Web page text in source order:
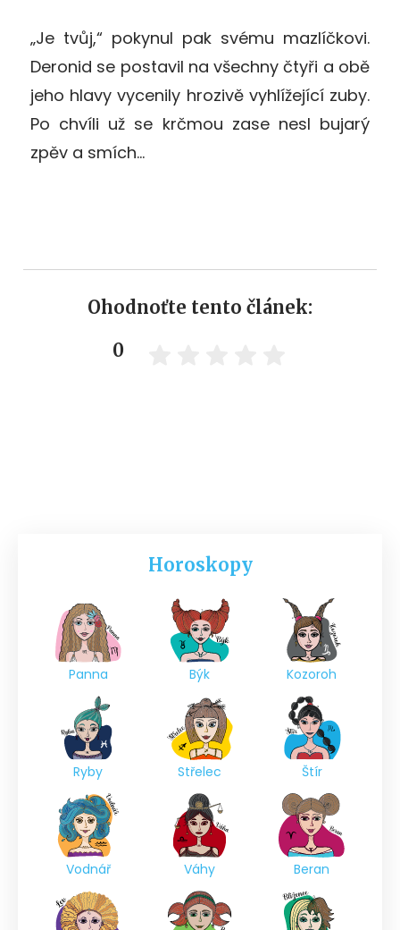
„Je tvůj,“ pokynul pak svému mazlíčkovi.
Deronid se postavil na všechny čtyři a obě
jeho hlavy vycenily hrozivě vyhlížející zuby.
Po chvíli už se krčmou zase nesl bujarý
zpěv a smích…
Ohodnoťte tento článek:
0
Horoskopy
Panna Býk Kozoroh
Ryby Střelec Štír
Vodnář Váhy Beran